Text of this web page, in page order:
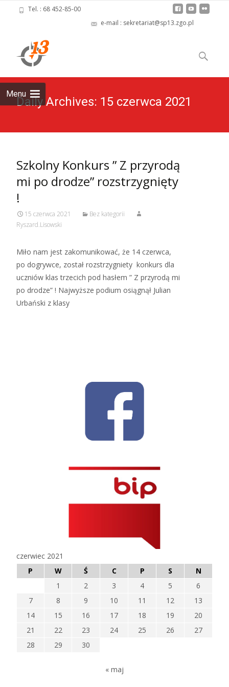
Tel. : 68 452-85-00
e-mail : sekretariat@sp13.zgo.pl
Menu
to
content
Szukaj:
Daily Archives: 15 czerwca 2021
Szkolny Konkurs ” Z przyrodą
mi po drodze” rozstrzygnięty
!
15 czerwca 2021
Bez kategorii
Ryszard.Lisowski
Miło nam jest zakomunikować, że 14 czerwca,
po dogrywce, został rozstrzygniety konkurs dla
uczniów klas trzecich pod hasłem ” Z przyrodą mi
po drodze” ! Najwyższe podium osiągnął Julian
Urbański z klasy
czerwiec 2021
P
W Ś C P S
N
1
2 3 4 5
6
7
8 9 10 11 12
13
14
15 16 17 18 19
20
21
22 23 24 25 26
27
28
29 30
« maj